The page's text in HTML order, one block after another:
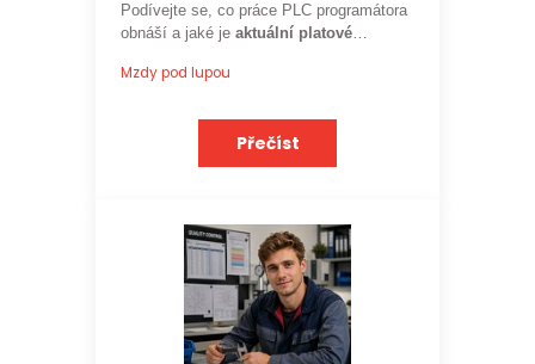
Podívejte se, co práce PLC programátora
obnáší a jaké jeaktuální platové
Mzdy pod lupou
Přečíst